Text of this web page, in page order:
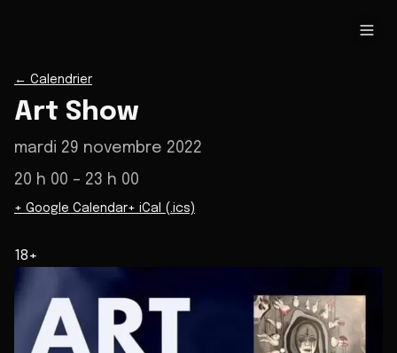
← Calendrier
Art Show
mardi 29 novembre 2022
20 h 00 – 23 h 00
+ Google Calendar+ iCal (.ics)
18+